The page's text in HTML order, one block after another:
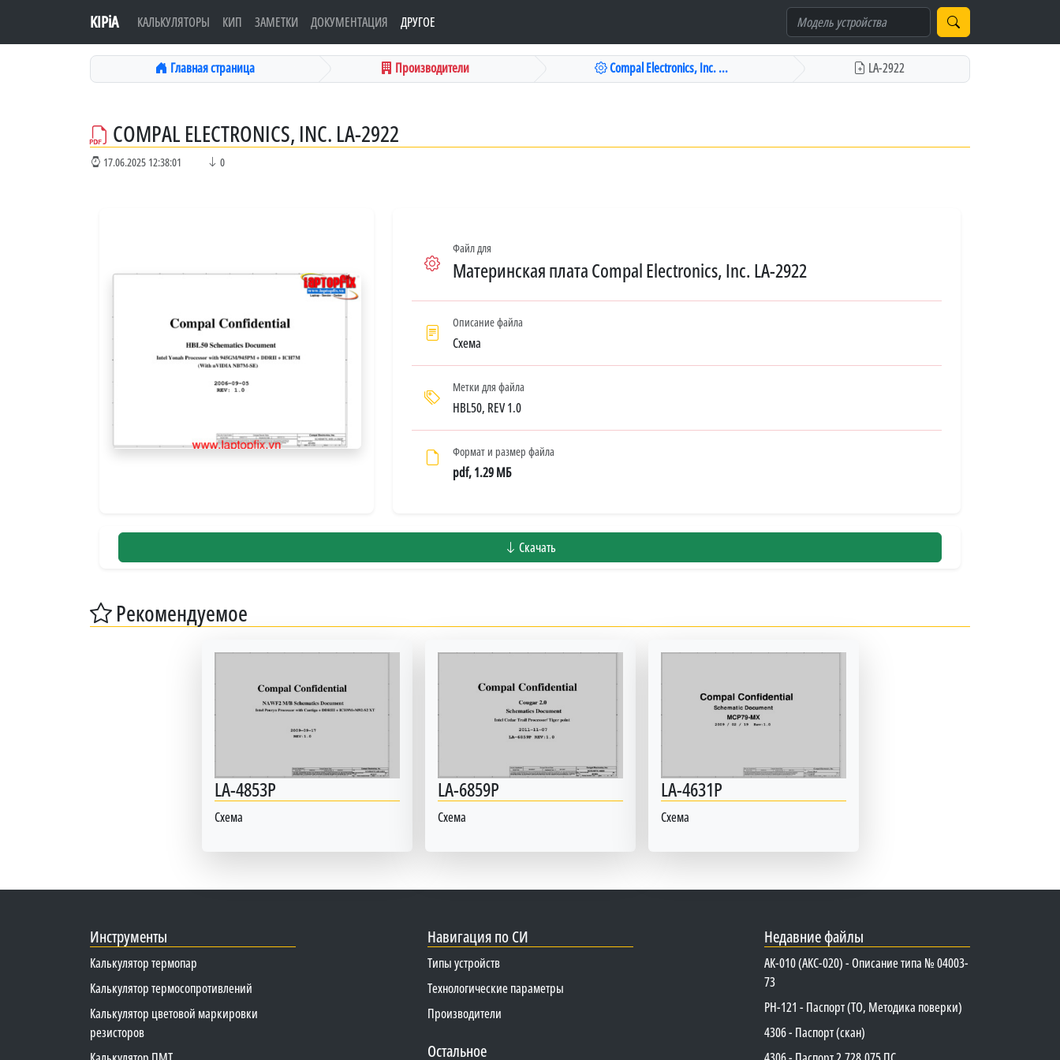
KIPiA КАЛЬКУЛЯТОРЫ КИП ЗАМЕТКИ ДОКУМЕНТАЦИЯ ДРУГОЕ
Главная страница Производители Compal Electronics, Inc. ... LA-2922
COMPAL ELECTRONICS, INC. LA-2922
17.06.2025 12:38:01 0
Файл для
Материнская плата Compal Electronics, Inc. LA-2922
Описание файла
Схема
Метки для файла
HBL50, REV 1.0
Формат и размер файла
pdf, 1.29 МБ
Скачать
Рекомендуемое
LA-4853P
Схема
LA-6859P
Схема
LA-4631P
Схема
Инструменты
Калькулятор термопар
Калькулятор термосопротивлений
Калькулятор цветовой маркировки
резисторов
Навигация по СИ
Типы устройств
Технологические параметры
Производители
Остальное
Недавние файлы
АК-010 (АКС-020) - Описание типа № 04003-
73
PH-121 - Паспорт (ТО, Методика поверки)
4306 - Паспорт (скан)